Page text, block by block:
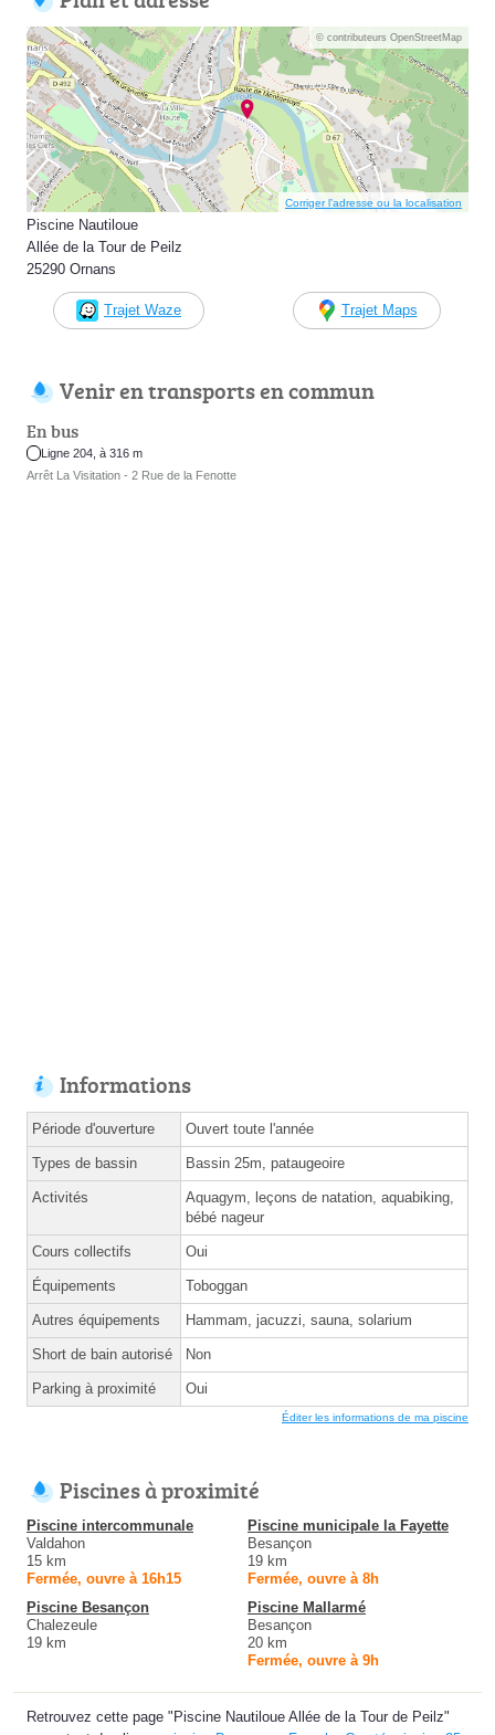
© contributeurs OpenStreetMap
Corriger l’adresse ou la localisation
Piscine Nautiloue
Allée de la Tour de Peilz
25290 Ornans
Trajet Waze Trajet Maps
Venir en transports en commun
En bus
Ligne 204, à 316 m
Arrêt La Visitation - 2 Rue de la Fenotte
Informations
Période d'ouverture Ouvert toute l'année
Types de bassin Bassin 25m, pataugeoire
Activités
Aquagym, leçons de natation, aquabiking,
bébé nageur
Cours collectifs Oui
Équipements Toboggan
Autres équipements Hammam, jacuzzi, sauna, solarium
Short de bain autorisé Non
Parking à proximité Oui
Éditer les informations de ma piscine
Piscines à proximité
Piscine intercommunale
Valdahon
15 km
Fermée, ouvre à 16h15
Piscine municipale la Fayette
Besançon
19 km
Fermée, ouvre à 8h
Piscine Besançon
Chalezeule
19 km
Piscine Mallarmé
Besançon
20 km
Fermée, ouvre à 9h
Retrouvez cette page "Piscine Nautiloue Allée de la Tour de Peilz"